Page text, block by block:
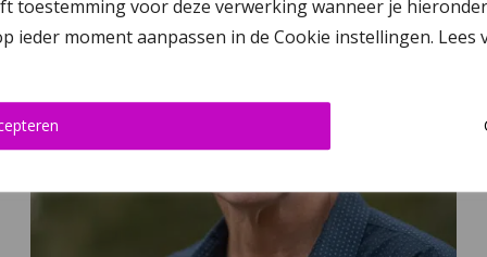
toestemming voor deze verwerking wanneer je hieronder
ieder moment aanpassen in de Cookie instellingen.